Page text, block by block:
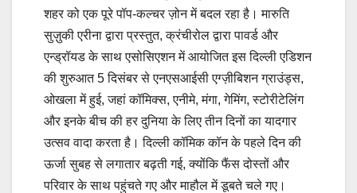
शहर को एक पूरे पॉप-कल्चर ज़ोन में बदल रहा है। मारुति
सुज़ुकी एरीना द्वारा प्रस्तुत, क्रंचीरोल द्वारा पावर्ड और
एन्ड्रॉयड के साथ एसोसिएशन में आयोजित इस दिल्ली एडिशन
की शुरुआत 5 दिसंबर से एनएसआईसी एग्ज़ीबिशन ग्राउंड्स,
ओखला में हुई, जहां कॉमिक्स, एनीमे, मंगा, गेमिंग, स्टोरीटेलिंग
और इनके बीच की हर दुनिया के लिए तीन दिनों का यादगार
उत्सव वादा करता है। दिल्ली कॉमिक कॉन के पहले दिन की
ऊर्जा सुबह से लगातार बढ़ती गई, क्योंकि फैंस दोस्तों और
परिवार के साथ पहुंचते गए और माहौल में डूबते चले गए।